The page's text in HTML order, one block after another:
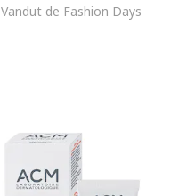
Vandut de Fashion Days